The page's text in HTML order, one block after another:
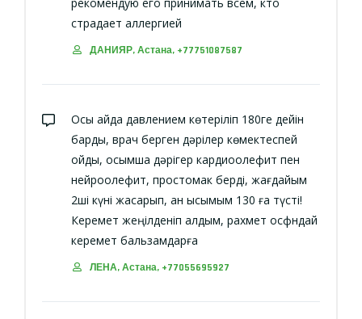
страдает аллергией
ДАНИЯР, Астана, +77751087587
Осы айда давлением көтеріліп 180ге дейін
барды, врач берген дәрілер көмектеспей
қойды, қосымша дәрігер кардиоолефит пен
нейроолефит, простомак берді, жағдайым
2ші күні жақсарып, қан қысымым 130 ға түсті!
Керемет жеңілденіп қалдым, рахмет осфндай
керемет бальзамдарға
ЛЕНА, Астана, +77055695927